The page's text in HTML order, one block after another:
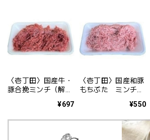
〈壱丁田〉国産牛・
豚合挽ミンチ（解凍
¥697
〈壱丁田〉国産和豚
もちぶた ミンチ
¥550